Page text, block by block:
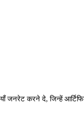
करने दे, जिन्हें